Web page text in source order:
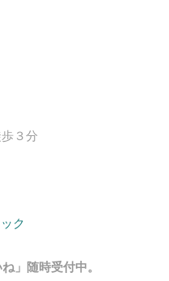
３分
ク
」随時受付中。